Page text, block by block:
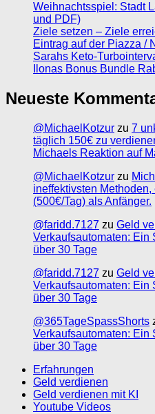
Weihnachtsspiel: Stadt
und PDF)
Ziele setzen – Ziele
Eintrag auf der Piazza /
Sarahs Keto-
Ilonas Bonus Bundle
Neueste
@MichaelKotzur zu 7
täglich 150€ zu
Michaels Reaktion auf
@MichaelKotzur zu
ineffektivsten
(500€/Tag) als Anfänger.
@faridd.7127 zu Geld
Verkaufsautomaten: Ein
über 30 Tage
@faridd.7127 zu Geld
Verkaufsautomaten: Ein
über 30 Tage
@365TageSpassShorts
Verkaufsautomaten: Ein
über 30 Tage
Erfahrungen
Geld verdienen
Geld verdienen mit KI
Youtube Videos